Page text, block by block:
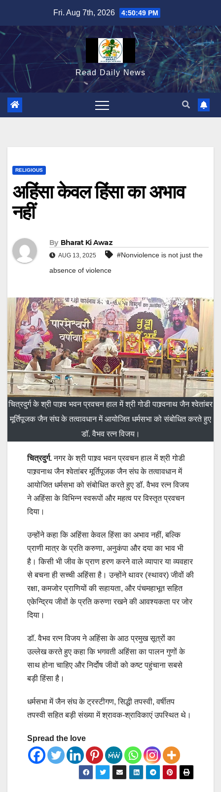
content
Fri. Aug 7th, 2026 4:50:51 PM
Read Daily News
RELIGIOUS
अहिंसा केवल हिंसा का अभाव
नहीं
By Bharat Ki Awaz
AUG 13, 2025
#Nonviolence is not just the
absence of violence
चित्रदुर्ग के श्री पाश्र्व भवन प्रवचन हाल में श्री गोडी पाश्र्वनाथ जैन श्वेतांबर
मूर्तिपूजक जैन संघ के तत्वावधान में आयोजित धर्मसभा को संबोधित करते हुए
डॉ. वैभव रत्न विजय।
चित्रदुर्ग.नगर के श्री पाश्र्व भवन प्रवचन हाल में श्री गोडी
पाश्र्वनाथ जैन श्वेतांबर मूर्तिपूजक जैन संघ के तत्वावधान में
आयोजित धर्मसभा को संबोधित करते हुए डॉ. वैभव रत्न विजय
ने अहिंसा के विभिन्न स्वरूपों और महत्व पर विस्तृत प्रवचन
दिया।
उन्होंने कहा कि अहिंसा केवल हिंसा का अभाव नहीं, बल्कि
प्राणी मात्र के प्रति करुणा, अनुकंपा और दया का भाव भी
है। किसी भी जीव के प्राण हरण करने वाले व्यापार या व्यवहार
से बचना ही सच्ची अहिंसा है। उन्होंने थावर (स्थावर) जीवों की
रक्षा, कमजोर प्राणियों की सहायता, और पंचमहाभूत सहित
एकेन्द्रिय जीवों के प्रति करुणा रखने की आवश्यकता पर जोर
दिया।
डॉ. वैभव रत्न विजय ने अहिंसा के आठ प्रमुख सूत्रों का
उल्लेख करते हुए कहा कि भगवती अहिंसा का पालन गुणों के
साथ होना चाहिए और निर्दोष जीवों को कष्ट पहुंचाना सबसे
बड़ी हिंसा है।
धर्मसभा में जैन संघ के ट्रस्टीगण, सिद्धी तपस्वी, वर्षीतप
तपस्वी सहित बड़ी संख्या में श्रावक-श्राविकाएं उपस्थित थे।
Spread the love